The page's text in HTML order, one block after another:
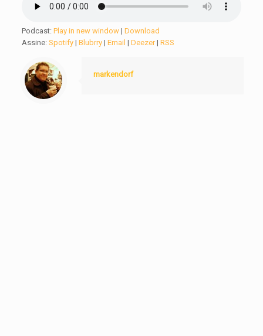
Podcast:Play in new window |Download
Assine:Spotify |Blubrry |Email |Deezer|RSS
markendorf